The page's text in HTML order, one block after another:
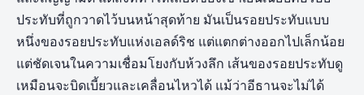
ประทับที่ถูกวาดไว้บนหน้าสุดท้าย มันเป็นรอยประทับแบบ
หนึ่งของรอยประทับแห่งเอลด์ริช แต่แตกต่างออกไปเล็กน้อย
แต่ชัดเจนในความเชื่อมโยงกับห้วงลึก เส้นของรอยประทับดู
เหมือนจะบิดเบี้ยวและเคลื่อนไหวได้ แม้ว่าอีธานจะไม่ได้